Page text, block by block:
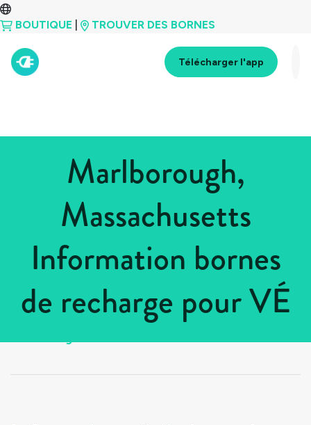
BOUTIQUE TROUVER DES BORNES
Télécharger l'app
Marlborough,
Massachusetts
Information bornes
de recharge pour VÉ
États-Unis > Massachusetts